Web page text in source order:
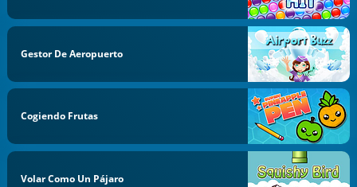
Gestor De Aeropuerto
Cogiendo Frutas
Volar Como Un Pájaro